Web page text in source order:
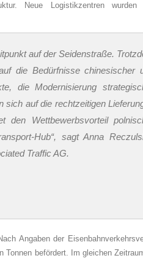
Neue Logistikzentren wurden
auf der Seidenstraße.
die Bedürfnisse chinesischer
die Modernisierung
sich auf die rechtzeitigen
Wettbewerbsvorteil
Hub“, sagt Anna
Traffic AG.
Angaben der
Tonnen befördert. Im gleichen